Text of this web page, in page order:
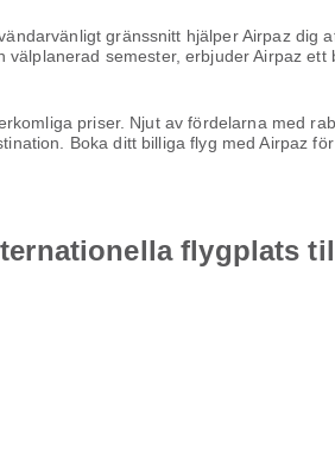
gränssnitt hjälper Airpaz dig
semester, erbjuder Airpaz ett
priser. Njut av fördelarna med
Boka ditt billiga flyg med Airpaz
flygplats